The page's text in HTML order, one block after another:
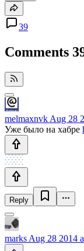
39
Comments
melmaxnvk Aug 28
Уже было на хабре
Reply
marks Aug 28 2014